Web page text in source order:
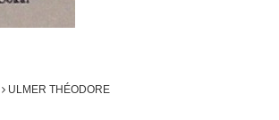
ULMER THÉO­DORE